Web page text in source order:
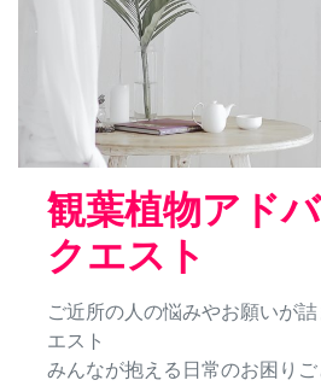
観葉植物アド
クエスト
ご近所の人の悩みやお願いが
エスト
みんなが抱える日常のお困り